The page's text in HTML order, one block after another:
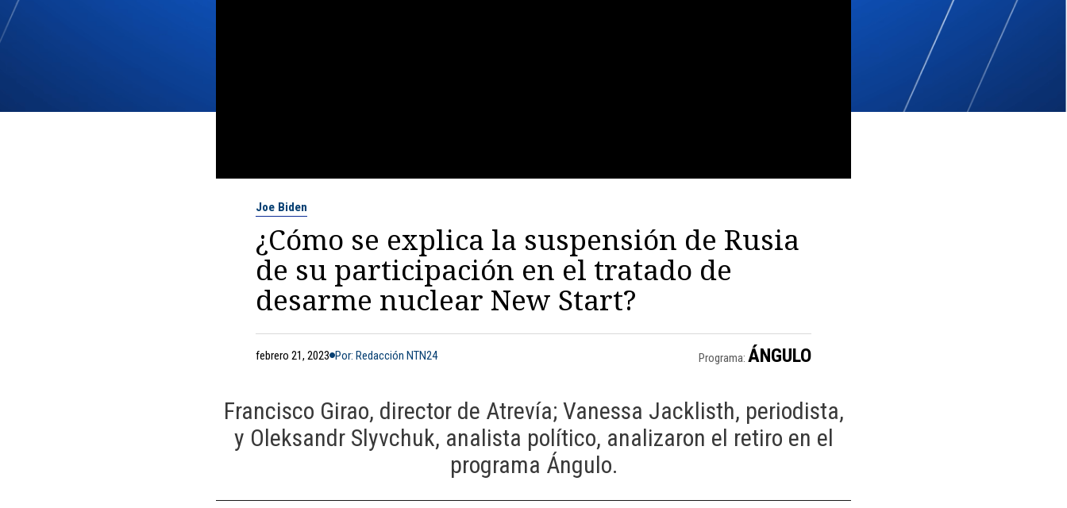
Joe Biden
¿Cómo se explica la suspensión de Rusia
de su participación en el tratado de
desarme nuclear New Start?
febrero 21, 2023 Por: Redacción NTN24 Programa: ÁNGULO
Francisco Girao, director de Atrevía; Vanessa Jacklisth, periodista,
y Oleksandr Slyvchuk, analista político, analizaron el retiro en el
programa Ángulo.